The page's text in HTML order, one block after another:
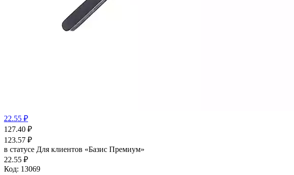
22.55 ₽
127.40 ₽
123.57 ₽
в статусе Для клиентов «Базис Премиум»
22.55 ₽
Код: 13069